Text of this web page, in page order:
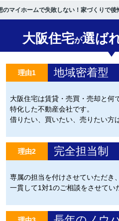
のマイホームで失敗しない！家づくりで
大阪住宅が選ば
理由1 地域密着型
大阪住宅は賃貸・売買・売却と何
特化した不動産会社です。
借りたい、買いたい、売りたい方
理由2 完全担当制
専属の担当を付けさせていただき、
一貫して1対1のご相談をさせてい